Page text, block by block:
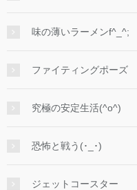
味の薄いラーメンf^_^;
ファイティングポーズ
究極の安定生活(^o^)
恐怖と戦う(･_･)
ジェットコースター